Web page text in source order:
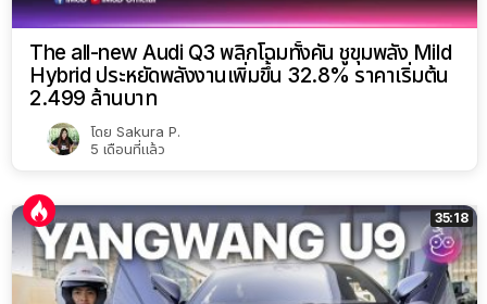
The all-new Audi Q3 พลิกโฉมทั้งคัน ชูขุมพลัง Mild
Hybrid ประหยัดพลังงานเพิ่มขึ้น 32.8% ราคาเริ่มต้น
2.499 ล้านบาท
โดย Sakura P.
5 เดือนที่แล้ว
35:18